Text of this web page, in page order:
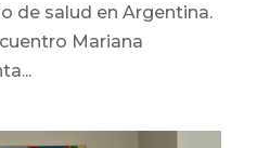
de salud en Argentina.
Mariana